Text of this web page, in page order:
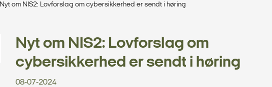
Nyt om NIS2: Lovforslag om cybersikkerhed er sendt i høring
Nyt om NIS2: Lovforslag om
cybersikkerhed er sendt i høring
08-07-2024